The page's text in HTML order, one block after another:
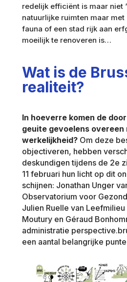
redelijk efficiënt is maar niet
natuurlijke ruimten maar
fauna of een stad rijk aan
moeilijk te renoveren is…
Wat is de
realiteit?
In hoeverre komen de
geuite gevoelens overeen
werkelijkheid?Om deze
objectiveren, hebben
deskundigen tijdens de 2e
11 februari hun licht op dit
schijnen: Jonathan Unger
Observatorium voor
Julien Ruelle van Leefmilieu
Moutury en Géraud
administratie
een aantal belangrijke